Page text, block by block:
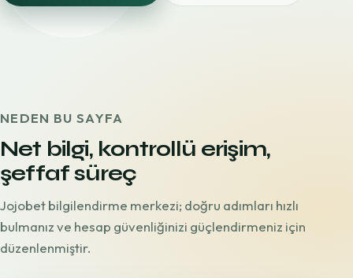
NEDEN BU SAYFA
Net bilgi, kontrollü erişim,
şeffaf süreç
Jojobet bilgilendirme merkezi; doğru adımları hızlı
bulmanız ve hesap güvenliğinizi güçlendirmeniz için
düzenlenmiştir.